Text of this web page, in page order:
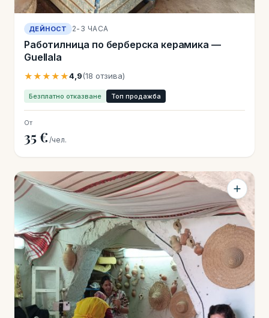
ДЕЙНОСТ 2-3 ЧАСА
Работилница по берберска керамика —
Guellala
★★★★★4,9(18 отзива)
Безплатно отказване Топ продажба
От
35 € /чел.